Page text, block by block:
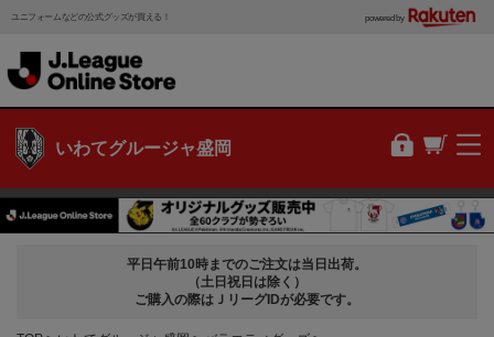
ユニフォームなどの公式グッズが買える！ powered by
いわてグルージャ盛岡
平日午前10時までのご注文は当日出荷。
（土日祝日は除く）
ご購入の際はＪリーグIDが必要です。